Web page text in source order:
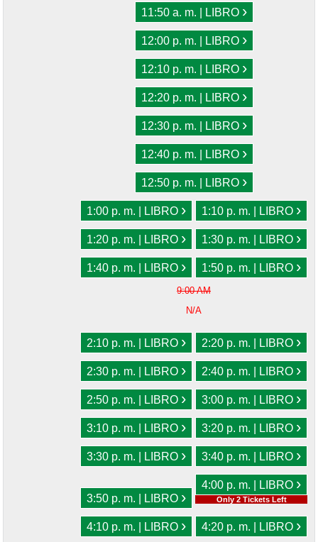
11:50 a. m. | LIBRO ›
12:00 p. m. | LIBRO ›
12:10 p. m. | LIBRO ›
12:20 p. m. | LIBRO ›
12:30 p. m. | LIBRO ›
12:40 p. m. | LIBRO ›
12:50 p. m. | LIBRO ›
1:00 p. m. | LIBRO › 1:10 p. m. | LIBRO ›
1:20 p. m. | LIBRO › 1:30 p. m. | LIBRO ›
1:40 p. m. | LIBRO › 1:50 p. m. | LIBRO ›
9:00 AM
N/A
2:10 p. m. | LIBRO › 2:20 p. m. | LIBRO ›
2:30 p. m. | LIBRO › 2:40 p. m. | LIBRO ›
2:50 p. m. | LIBRO › 3:00 p. m. | LIBRO ›
3:10 p. m. | LIBRO › 3:20 p. m. | LIBRO ›
3:30 p. m. | LIBRO › 3:40 p. m. | LIBRO ›
3:50 p. m. | LIBRO ›
4:00 p. m. | LIBRO ›
Only 2 Tickets Left
4:10 p. m. | LIBRO › 4:20 p. m. | LIBRO ›